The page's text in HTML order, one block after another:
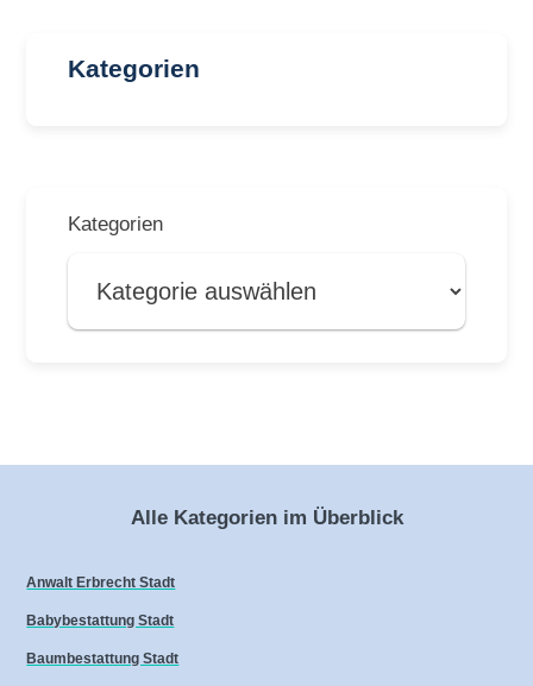
Kategorien
Kategorien
Alle Kategorien im Überblick
Anwalt Erbrecht Stadt
Babybestattung Stadt
Baumbestattung Stadt